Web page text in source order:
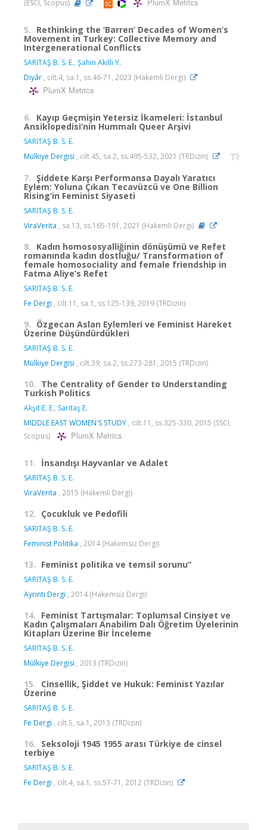
(ESCI, Scopus)
PlumX Metrics
5. Rethinking the ‘Barren’ Decades of Women’s
Movement in Turkey: Collective Memory and
Intergenerational Conflicts
SARITAŞ B. S. E., Şahin Akıllı Y.
Diyâr , cilt.4, sa.1, ss.46-71, 2023 (Hakemli Dergi)
PlumX Metrics
6. Kayıp Geçmişin Yetersiz İkameleri: İstanbul
Ansiklopedisi’nin Hummalı Queer Arşivi
SARITAŞ B. S. E.
Mülkiye Dergisi , cilt.45, sa.2, ss.495-532, 2021 (TRDizin)
7. Şiddete Karşı Performansa Dayalı Yaratıcı
Eylem: Yoluna Çıkan Tecavüzcü ve One Billion
Rising’in Feminist Siyaseti
SARITAŞ B. S. E.
ViraVerita , sa.13, ss.165-191, 2021 (Hakemli Dergi)
8. Kadın homososyalliğinin dönüşümü ve Refet
romanında kadın dostluğu/ Transformation of
female homosociality and female friendship in
Fatma Aliye’s Refet
SARITAŞ B. S. E.
Fe Dergi , cilt.11, sa.1, ss.125-139, 2019 (TRDizin)
9. Özgecan Aslan Eylemleri ve Feminist Hareket
Üzerine Düşündürdükleri
SARITAŞ B. S. E.
Mülkiye Dergisi , cilt.39, sa.2, ss.273-281, 2015 (TRDizin)
10. The Centrality of Gender to Understanding
Turkish Politics
Akşit E. E., Saritaş E.
MIDDLE EAST WOMEN'S STUDY , cilt.11, ss.325-330, 2015 (SSCI,
Scopus)
PlumX Metrics
11. İnsandışı Hayvanlar ve Adalet
SARITAŞ B. S. E.
ViraVerita , 2015 (Hakemli Dergi)
12. Çocukluk ve Pedofili
SARITAŞ B. S. E.
Feminist Politika , 2014 (Hakemsiz Dergi)
13. Feminist politika ve temsil sorunu”
SARITAŞ B. S. E.
Ayrıntı Dergi , 2014 (Hakemsiz Dergi)
14. Feminist Tartışmalar: Toplumsal Cinsiyet ve
Kadın Çalışmaları Anabilim Dalı Öğretim Üyelerinin
Kitapları Üzerine Bir İnceleme
SARITAŞ B. S. E.
Mülkiye Dergisi , 2013 (TRDizin)
15. Cinsellik, Şiddet ve Hukuk: Feminist Yazılar
Üzerine
SARITAŞ B. S. E.
Fe Dergi , cilt.5, sa.1, 2013 (TRDizin)
16. Seksoloji 1945 1955 arası Türkiye de cinsel
terbiye
SARITAŞ B. S. E.
Fe Dergi , cilt.4, sa.1, ss.57-71, 2012 (TRDizin)